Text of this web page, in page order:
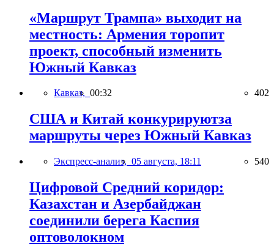
«Маршрут Трампа» выходит на
местность: Армения торопит
проект, способный изменить
Южный Кавказ
Кавказ, 00:32 402
США и Китай конкурируютза
маршруты через Южный Кавказ
Экспресс-анализ, 05 августа, 18:11 540
Цифровой Средний коридор:
Казахстан и Азербайджан
соединили берега Каспия
оптоволокном